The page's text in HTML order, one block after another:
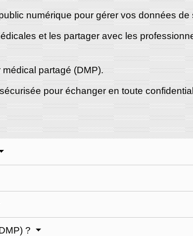
numérique pour gérer vos données de
et les partager avec les
partagé (DMP).
pour échanger en toute
?